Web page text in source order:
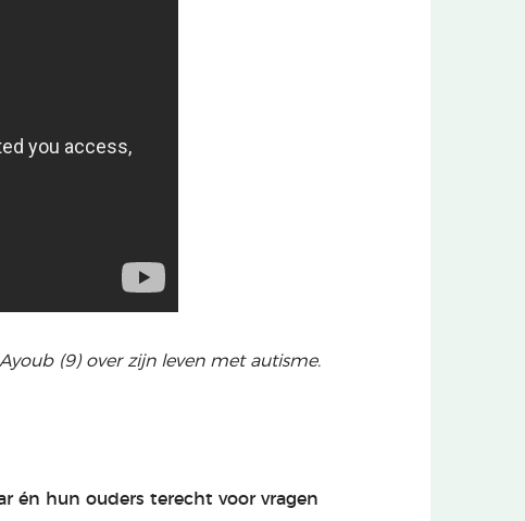
(9) over zijn leven met autisme.
én hun ouders terecht voor vragen